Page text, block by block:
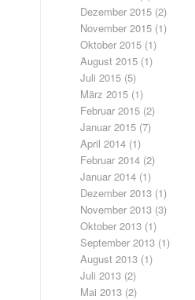
Dezember 2015 (2)
November 2015 (1)
Oktober 2015 (1)
August 2015 (1)
Juli 2015 (5)
März 2015 (1)
Februar 2015 (2)
Januar 2015 (7)
April 2014 (1)
Februar 2014 (2)
Januar 2014 (1)
Dezember 2013 (1)
November 2013 (3)
Oktober 2013 (1)
September 2013 (1)
August 2013 (1)
Juli 2013 (2)
Mai 2013 (2)